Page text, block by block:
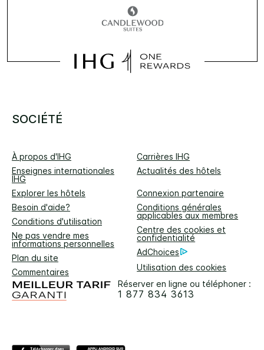
SOCIÉTÉ
À propos d'IHG
Carrières IHG
Enseignes internationales
IHG
Actualités des hôtels
Explorer les hôtels
Connexion partenaire
Besoin d'aide?
Conditions générales
applicables aux membres
Conditions d'utilisation
Centre des cookies et
confidentialité
Ne pas vendre mes
informations personnelles
AdChoices
Plan du site
Utilisation des cookies
Commentaires
Réserver en ligne ou téléphoner :
1 877 834 3613